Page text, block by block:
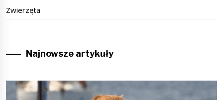
Zwierzęta
Najnowsze artykuły